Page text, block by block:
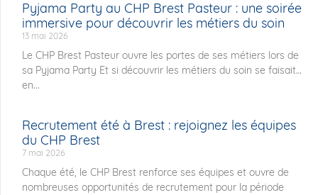
Pyjama Party au CHP Brest Pasteur : une soirée
immersive pour découvrir les métiers du soin
13 mai 2026
Le CHP Brest Pasteur ouvre les portes de ses métiers lors de
sa Pyjama Party Et si découvrir les métiers du soin se faisait…
en...
Recrutement été à Brest : rejoignez les équipes
du CHP Brest
7 mai 2026
Chaque été, le CHP Brest renforce ses équipes et ouvre de
nombreuses opportunités de recrutement pour la période